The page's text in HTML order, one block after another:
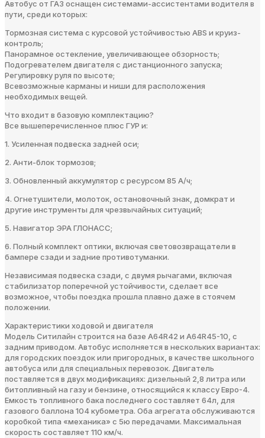
Автобус от ГАЗ оснащен системами-ассистентами водителя в
пути, среди которых:
Тормозная система с курсовой устойчивостью ABS и круиз-
контроль;
Панорамное остекление, увеличивающее обзорность;
Подогревателем двигателя с дистанционного запуска;
Регулировку руля по высоте;
Всевозможные карманы и ниши для расположения
необходимых вещей.
Что входит в базовую комплектацию?
Все вышеперечисленное плюс ГУР и:
1. Усиленная подвеска задней оси;
2. Анти-блок тормозов;
3. Обновленный аккумулятор с ресурсом 85 А/ч;
4. Огнетушители, молоток, остановочный знак, домкрат и
другие инструменты для чрезвычайных ситуаций;
5. Навигатор ЭРА ГЛОНАСС;
6. Полный комплект оптики, включая световозвращатели в
бампере сзади и задние противотуманки.
Независимая подвеска сзади, с двумя рычагами, включая
стабилизатор поперечной устойчивости, сделает все
возможное, чтобы поездка прошла плавно даже в стоячем
положении.
Характеристики ходовой и двигателя
Модель Ситилайн строится на базе А64R42 и A64R45-10, с
задним приводом. Автобус исполняется в нескольких вариантах:
для городских поездок или пригородных, в качестве школьного
автобуса или для специальных перевозок. Двигатель
поставляется в двух модификациях: дизельный 2,8 литра или
битопливный на газу и бензине, относящийся к классу Евро-4.
Емкость топливного бака последнего составляет 64л, для
газового баллона 104 кубометра. Оба агрегата обслуживаются
коробкой типа «механика» с 5ю передачами. Максимальная
скорость составляет 110 км/ч.